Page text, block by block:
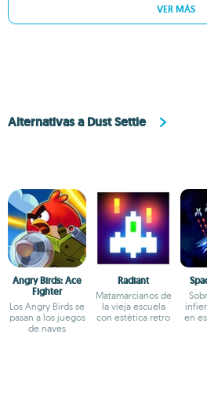
VER MÁS
Alternativas a Dust Settle
Angry Birds: Ace
Fighter
Los Angry Birds se
pasan a los juegos
de naves
Radiant
Matamarcianos de
la vieja escuela
con estética retro
en